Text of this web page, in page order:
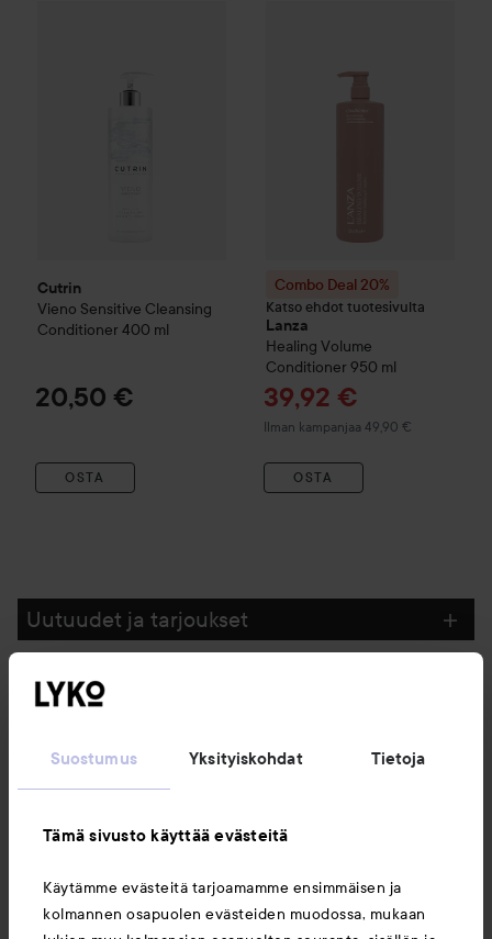
Suostumus Yksityiskohdat Tietoja
Tämä sivusto käyttää evästeitä
Käytämme evästeitä tarjoamamme ensimmäisen ja
kolmannen osapuolen evästeiden muodossa, mukaan
Cutrin
Vieno Sensitive Cleansing
Conditioner 400 ml
20,50 €
OSTA
Combo Deal 20%
Katso ehdot tuotesivulta
Lanza
Healing Volume
Conditioner 950 ml
Tarjoushinta
39,92 €
Ilman kampanjaa 49,90 €
OSTA
Uutuudet ja tarjoukset
Seuraa meitä
Asiakaspalvelu
Tietoja
Saattaisit myös tykätä